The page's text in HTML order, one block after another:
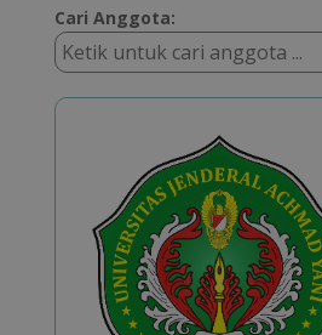
Cari Anggota: